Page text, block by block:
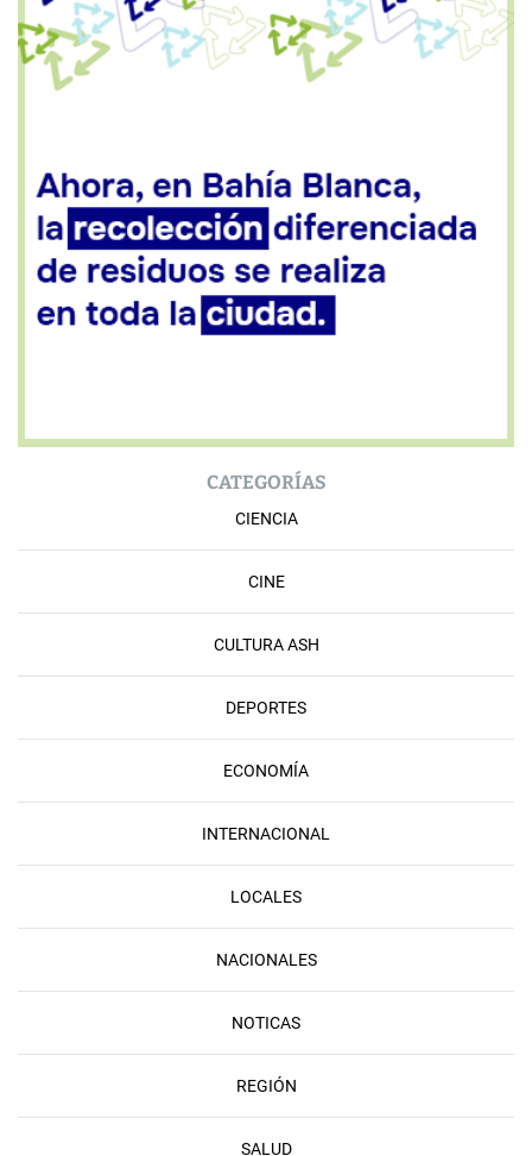
CATEGORÍAS
CIENCIA
CINE
CULTURA ASH
DEPORTES
ECONOMÍA
INTERNACIONAL
LOCALES
NACIONALES
NOTICAS
REGIÓN
SALUD